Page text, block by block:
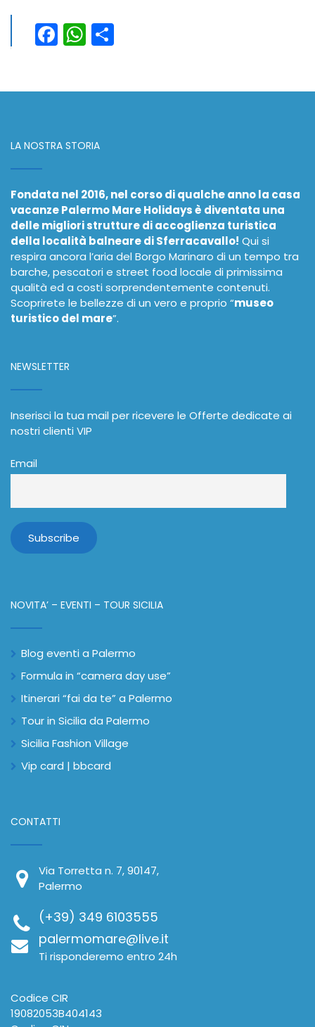
Facebook
WhatsApp
LA NOSTRA STORIA
Fondata nel 2016, nel corso di qualche anno la casa
vacanze Palermo Mare Holidays è diventata una
delle migliori strutture di accoglienza turistica
della località balneare di Sferracavallo! Qui si
respira ancora l’aria del Borgo Marinaro di un tempo tra
barche, pescatori e street food locale di primissima
qualità ed a costi sorprendentemente contenuti.
Scoprirete le bellezze di un vero e proprio “museo
turistico del mare”.
NEWSLETTER
Inserisci la tua mail per ricevere le Offerte dedicate ai
nostri clienti VIP
Email
NOVITA’ – EVENTI – TOUR SICILIA
Blog eventi a Palermo
Formula in “camera day use”
Itinerari “fai da te” a Palermo
Tour in Sicilia da Palermo
Sicilia Fashion Village
Vip card | bbcard
CONTATTI
Via Torretta n. 7, 90147,
Palermo
(+39) 349 6103555
palermomare@live.it
Ti risponderemo entro 24h
Codice CIR
19082053B404143